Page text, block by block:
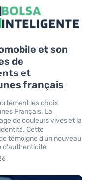
et son
de
et
français
les choix
Français. La
de couleurs vives et la
Cette
témoigne d'un nouveau
d'authenticité.